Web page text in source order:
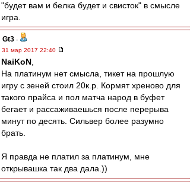
"будет вам и белка будет и свисток" в смысле
игра.
Gt3 -
31 мар 2017 22:40
NaiKoN
На платинум нет смысла, тикет на прошлую
игру с зеней стоил 20к.р. Кормят хреново для
такого прайса и пол матча народ в буфет
бегает и рассаживаешься после перерыва
минут по десять. Сильвер более разумно
брать.
Я правда не платил за платинум, мне
открывашка так два дала.))